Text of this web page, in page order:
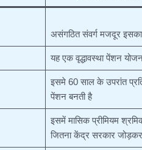
असंगठित संवर्ग मजदूर
यह एक वृद्धावस्था पेंशन
इसमे 60 साल के उपरांत
पेंशन बनती है
इसमें मासिक प्रीमियम
जितना केंद्र सरकार